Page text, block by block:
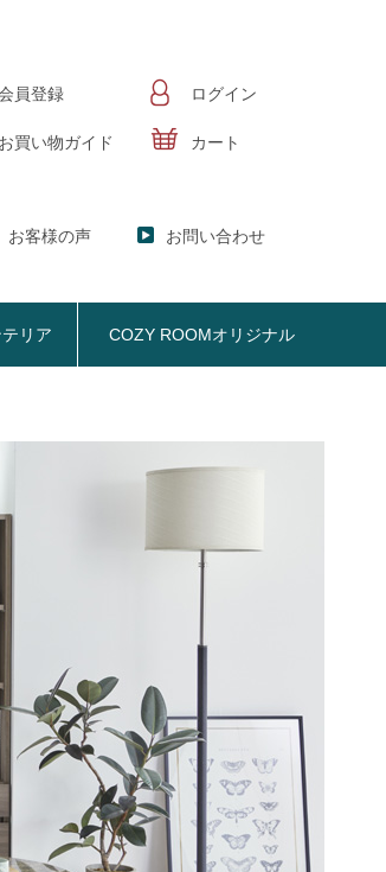
員登録 ログイン
お買い物ガイド カート
お客様の声 お問い合わせ
ューズボック
ア
引き戸式カウンター下ラック
書斎・子供部屋
リア COZY ROOMオリジナル
万が一の地震対策
突っ張りラック【Pittaly】